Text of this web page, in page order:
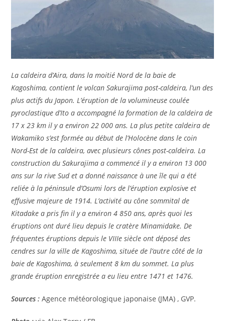
La caldeira d’Aira, dans la moitié Nord de la baie de
Kagoshima, contient le volcan Sakurajima post-caldeira, l’un des
plus actifs du Japon. L’éruption de la volumineuse coulée
pyroclastique d’Ito a accompagné la formation de la caldeira de
17 x 23 km il y a environ 22 000 ans. La plus petite caldeira de
Wakamiko s’est formée au début de l’Holocène dans le coin
Nord-Est de la caldeira, avec plusieurs cônes post-caldeira. La
construction du Sakurajima a commencé il y a environ 13 000
ans sur la rive Sud et a donné naissance à une île qui a été
reliée à la péninsule d’Osumi lors de l’éruption explosive et
effusive majeure de 1914. L’activité au cône sommital de
Kitadake a pris fin il y a environ 4 850 ans, après quoi les
éruptions ont duré lieu depuis le cratère Minamidake. De
fréquentes éruptions depuis le VIIIe siècle ont déposé des
cendres sur la ville de Kagoshima, située de l’autre côté de la
baie de Kagoshima, à seulement 8 km du sommet. La plus
grande éruption enregistrée a eu lieu entre 1471 et 1476.
Sources : Agence météorologique japonaise (JMA) , GVP.